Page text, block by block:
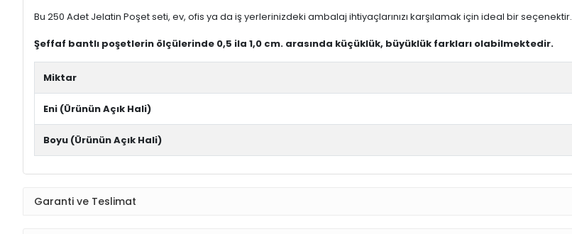
Bu 250 Adet Jelatin Poşet seti, ev, ofis ya da iş yerlerinizdeki ambalaj ihtiyaçlarınızı karşılamak için ideal bir seçenektir.
Şeffaf bantlı poşetlerin ölçülerinde 0,5 ila 1,0 cm. arasında küçüklük, büyüklük farkları olabilmektedir.
Miktar
Eni (Ürünün Açık Hali)
Boyu (Ürünün Açık Hali)
Garanti ve Teslimat